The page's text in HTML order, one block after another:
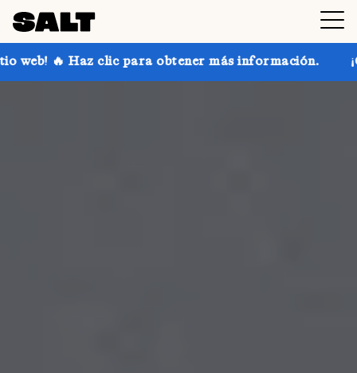
obtener más información. ¡Consigue hasta un